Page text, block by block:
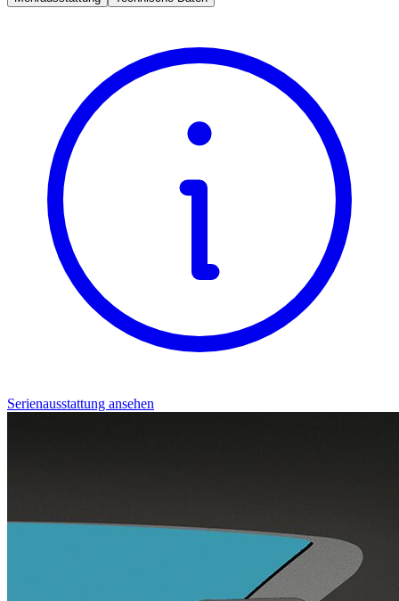
Serienausstattung ansehen